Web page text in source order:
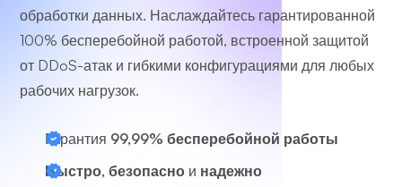
обработки данных. Наслаждайтесь гарантированной
100% бесперебойной работой, встроенной защитой
от DDoS-атак и гибкими конфигурациями для любых
рабочих нагрузок.
Гарантия 99,99% бесперебойной работы
Быстро, безопасно и надежно